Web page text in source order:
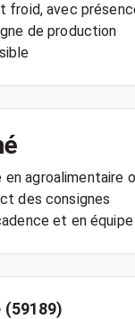
froid, avec
de production
en
des consignes
et en équipe
(59189)